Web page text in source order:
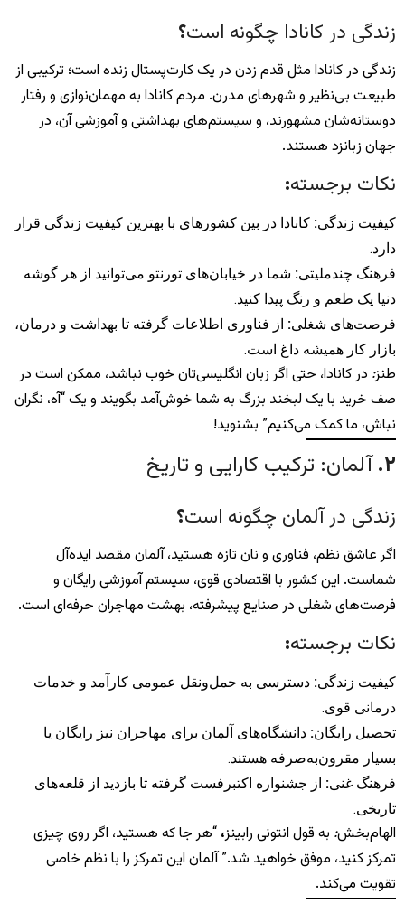
زندگی در کانادا چگونه است؟
زندگی در کانادا مثل قدم زدن در یک کارت‌پستال زنده است؛ ترکیبی از
طبیعت بی‌نظیر و شهرهای مدرن. مردم کانادا به مهمان‌نوازی و رفتار
دوستانه‌شان مشهورند، و سیستم‌های بهداشتی و آموزشی آن، در
جهان زبانزد هستند.
نکات برجسته:
کیفیت زندگی: کانادا در بین کشورهای با بهترین کیفیت زندگی قرار
دارد.
فرهنگ چندملیتی: شما در خیابان‌های تورنتو می‌توانید از هر گوشه
دنیا یک طعم و رنگ پیدا کنید.
فرصت‌های شغلی: از فناوری اطلاعات گرفته تا بهداشت و درمان،
بازار کار همیشه داغ است.
طنز: در کانادا، حتی اگر زبان انگلیسی‌تان خوب نباشد، ممکن است در
صف خرید با یک لبخند بزرگ به شما خوش‌آمد بگویند و یک “آه، نگران
نباش، ما کمک می‌کنیم” بشنوید!
۲.آلمان: ترکیب کارایی و تاریخ
زندگی در آلمان چگونه است؟
اگر عاشق نظم، فناوری و نان تازه هستید، آلمان مقصد ایده‌آل
شماست. این کشور با اقتصادی قوی، سیستم آموزشی رایگان و
فرصت‌های شغلی در صنایع پیشرفته، بهشت مهاجران حرفه‌ای است.
نکات برجسته:
کیفیت زندگی: دسترسی به حمل‌ونقل عمومی کارآمد و خدمات
درمانی قوی.
تحصیل رایگان: دانشگاه‌های آلمان برای مهاجران نیز رایگان یا
بسیار مقرون‌به‌صرفه هستند.
فرهنگ غنی: از جشنواره اکتبرفست گرفته تا بازدید از قلعه‌های
تاریخی.
الهام‌بخش: به قول انتونی رابینز، “هر جا که هستید، اگر روی چیزی
تمرکز کنید، موفق خواهید شد.” آلمان این تمرکز را با نظم خاصی
تقویت می‌کند.